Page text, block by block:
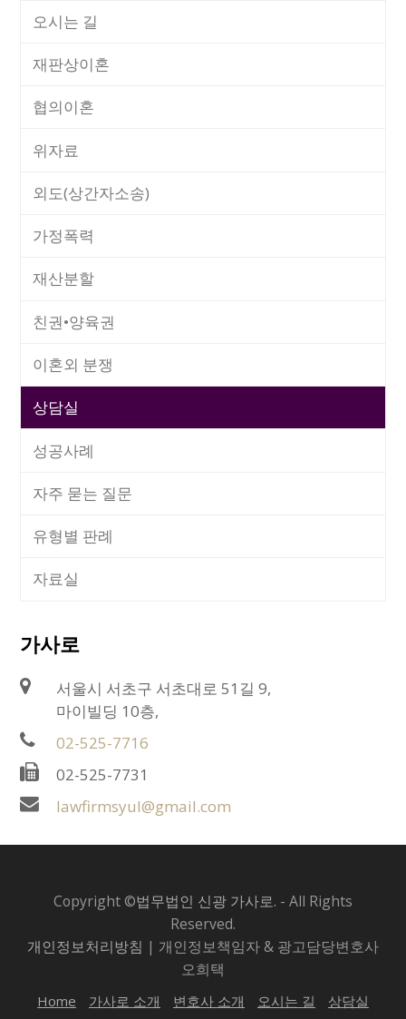
오시는 길
재판상이혼
협의이혼
위자료
외도(상간자소송)
가정폭력
재산분할
친권•양육권
이혼외 분쟁
상담실
성공사례
자주 묻는 질문
유형별 판례
자료실
가사로
서울시 서초구 서초대로 51길 9,
마이빌딩 10층,
02-525-7716
02-525-7731
lawfirmsyul@gmail.com
Copyright ©법무법인 신광 가사로. - All Rights
Reserved.
개인정보처리방침 | 개인정보책임자 & 광고담당변호사
오희택
Home 가사로 소개 변호사 소개 오시는 길 상담실